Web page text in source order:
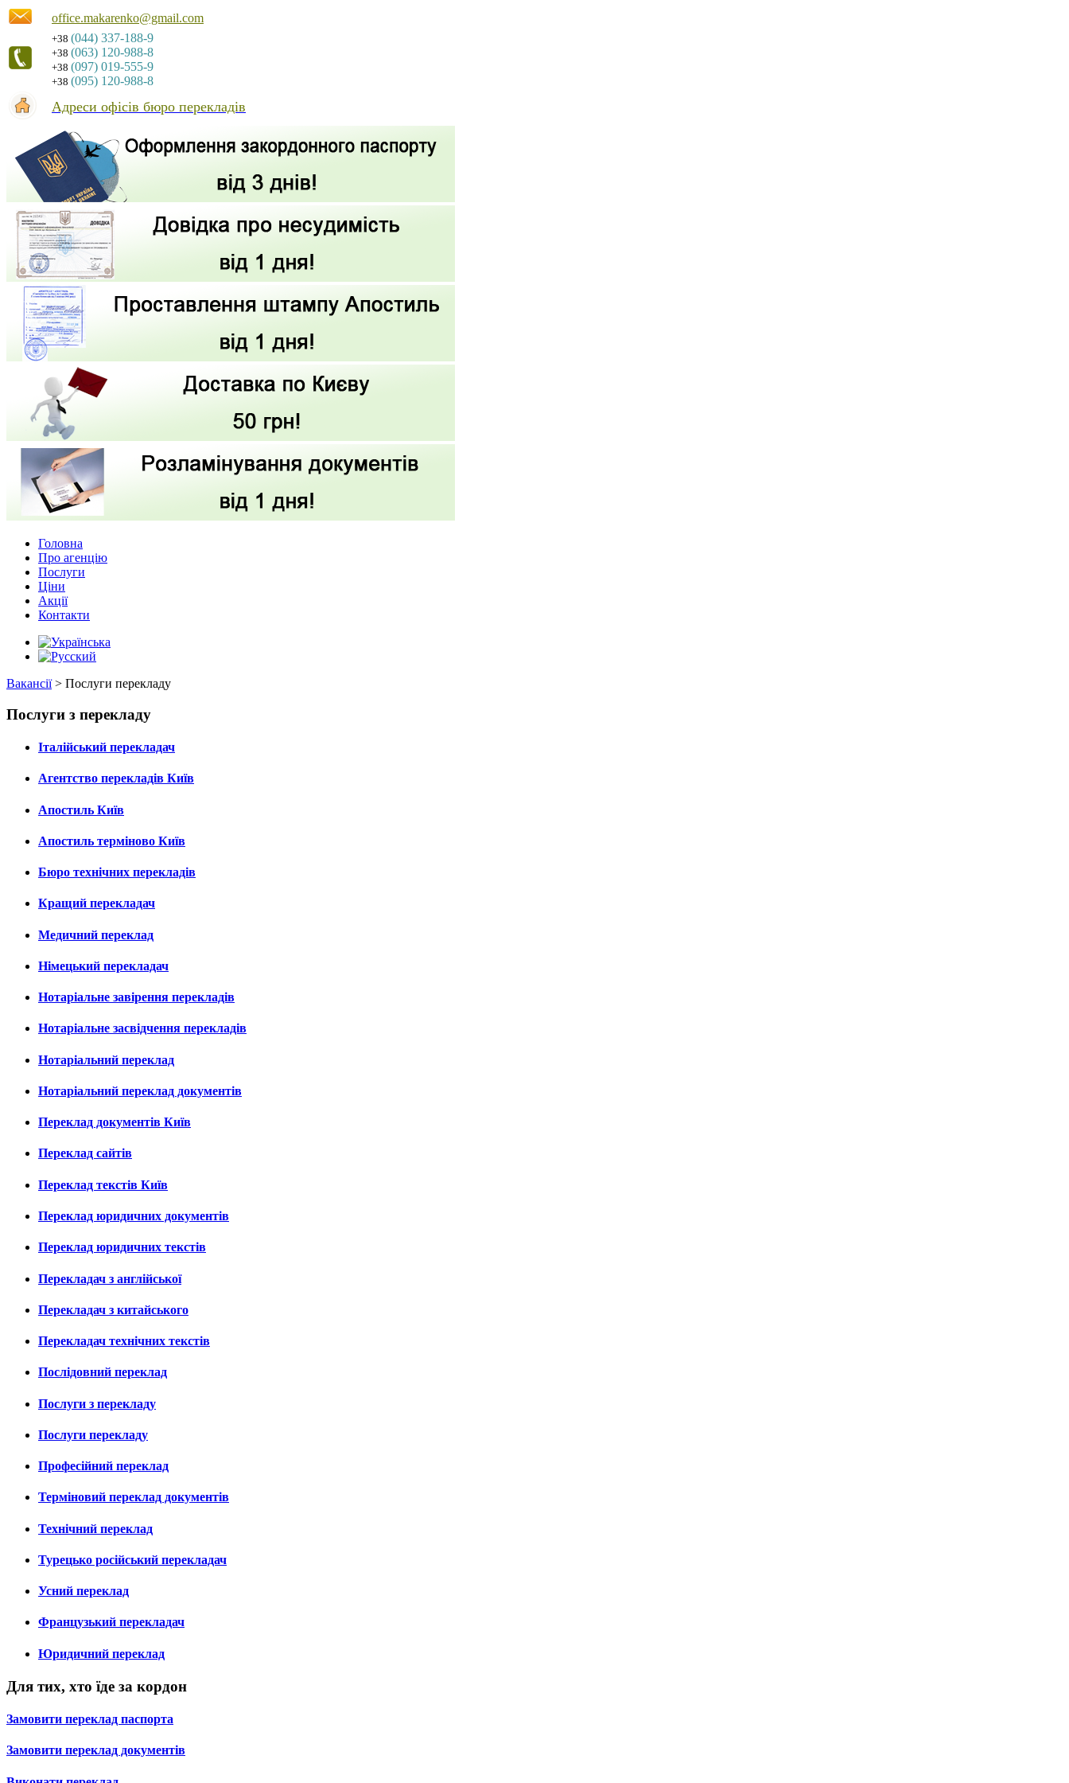
office.makarenko@gmail.com
+38 (044) 337-188-9
+38 (063) 120-988-8
+38 (097) 019-555-9
+38 (095) 120-988-8
Адреси офісів бюро перекладів
Головна
Про агенцію
Послуги
Ціни
Акції
Контакти
Вакансії> Послуги перекладу
Послуги з перекладу
Італійський перекладач
Агентство перекладів Київ
Апостиль Київ
Апостиль терміново Київ
Бюро технічних перекладів
Кращий перекладач
Медичний переклад
Німецький перекладач
Нотаріальне завірення перекладів
Нотаріальне засвідчення перекладів
Нотаріальний переклад
Нотаріальний переклад документів
Переклад документів Київ
Переклад сайтів
Переклад текстів Київ
Переклад юридичних документів
Переклад юридичних текстів
Перекладач з англійської
Перекладач з китайського
Перекладач технічних текстів
Послідовний переклад
Послуги з перекладу
Послуги перекладу
Професійний переклад
Терміновий переклад документів
Технічний переклад
Турецько російський перекладач
Усний переклад
Французький перекладач
Юридичний переклад
Для тих, хто їде за кордон
Замовити переклад паспорта
Замовити переклад документів